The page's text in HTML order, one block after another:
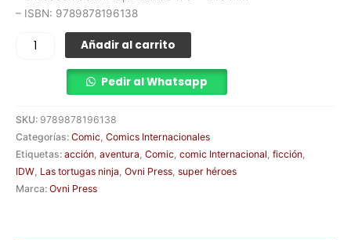
– ISBN: 9789878196138
Añadir al carrito
Pedir al Whatsapp
SKU: 9789878196138
Categorías: Comic Comics Internacionales
Etiquetas: acción aventura Comic comic Internacional ficción
IDW Las tortugas ninja Ovni Press super héroes
Marca: Ovni Press